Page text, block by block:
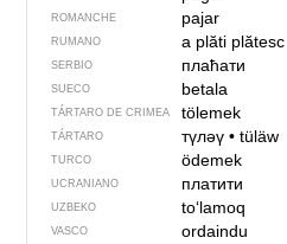
ROMANCHE pajar
RUMANO a plăti plătesc
SERBIO плаћати
SUECO betala
TÁRTARO DE CRIMEA tölemek
TÁRTARO түләү• tüläw
TURCO ödemek
UCRANIANO платити
UZBEKO to‘lamoq
VASCO ordaindu